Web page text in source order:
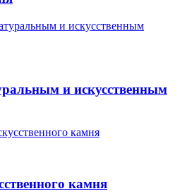
и искусственным
камня